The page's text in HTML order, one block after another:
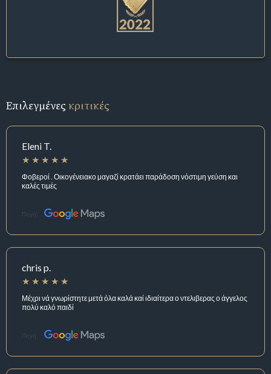
Επιλεγμένεςκριτικές
Eleni T.
Φοβεροί . Οικογένειακο μαγαζί κρατάει παράδοση νόστιμη γεύση και
καλές τιμές
Πηγή:
chris p.
Μέχρι νά γνωρίστητε μετά όλα καλά καί ιδιαίτερα ο ντελιβερας ο άγγελος
πολύ καλό παιδί
Πηγή: